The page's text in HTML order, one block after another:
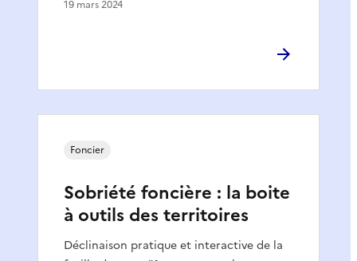
19 mars 2024
Sobriété foncière : la boite
à outils des territoires
Déclinaison pratique et interactive de la
Foncier